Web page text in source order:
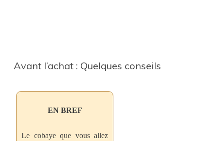
Avant l’achat : Quelques conseils
EN BREF
Le cobaye que vous allez